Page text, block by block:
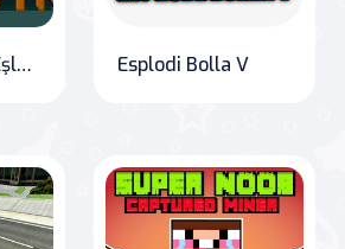
Ez ve Partide Eşleştir: Cadılar Bayramı Sürümü Esplodi Bolla V